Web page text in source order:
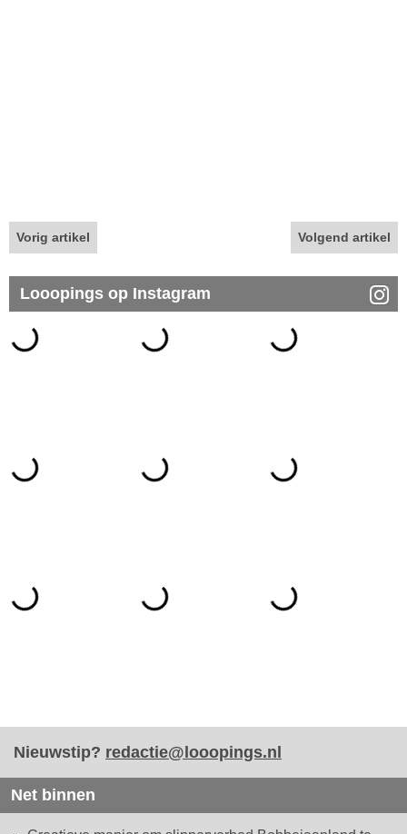
Vorig artikel Volgend artikel
Looopings op Instagram
Nieuwstip? redactie@looopings.nl
Net binnen